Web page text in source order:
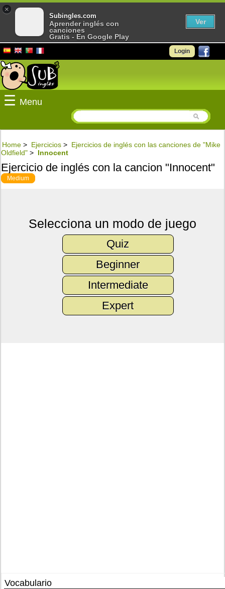
Login
☰ Menu
Home > Ejercicios > Ejercicios de inglés con las canciones de "Mike
Oldfield" > Innocent
Ejercicio de inglés con la cancion "Innocent"
Medium
Selecciona un modo de juego
Quiz
Beginner
Intermediate
Expert
Vocabulario
×
Subingles.com
Aprender inglés con
canciones
Gratis - En Google Play
Ver